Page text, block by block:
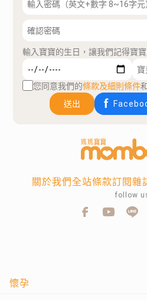
輸入寶寶的生日，讓我們記得寶寶
您同意我們的條款及細則條件
送出
懷孕
關於我們全站條款訂閱雜
follow